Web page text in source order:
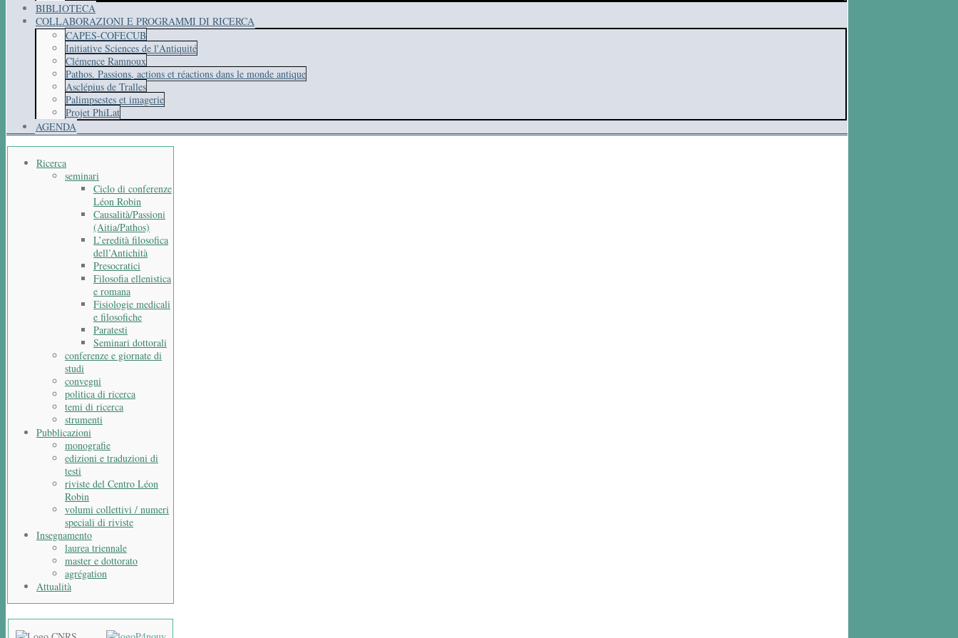
BIBLIOTECA
COLLABORAZIONI E PROGRAMMI DI RICERCA
CAPES-COFECUB
Initiative Sciences de l'Antiquité
Clémence Ramnoux
Pathos. Passions, actions et réactions dans le monde antique
Asclépius de Tralles
Palimpsestes et imagerie
Projet PhiLat
AGENDA
Ricerca
seminari
Ciclo di conferenze
Léon Robin
Causalità/Passioni
(Aitia/Pathos)
L’eredità filosofica
dell’Antichità
Presocratici
Filosofia ellenistica
e romana
Fisiologie medicali
e filosofiche
Paratesti
Seminari dottorali
conferenze e giornate di
studi
convegni
politica di ricerca
temi di ricerca
strumenti
Pubblicazioni
monografie
edizioni e traduzioni di
testi
riviste del Centro Léon
Robin
volumi collettivi / numeri
speciali di riviste
Insegnamento
laurea triennale
master e dottorato
agrégation
Attualità